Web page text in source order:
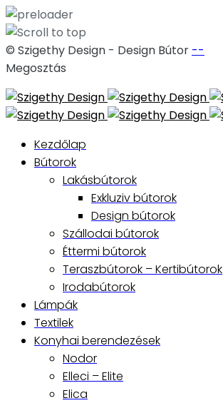
© Szigethy Design - Design Bútor --
Megosztás
Skip
to
Kezdőlap
Bútorok
Lakásbútorok
Exkluziv bútorok
Design bútorok
Szállodai bútorok
Éttermi bútorok
Teraszbútorok – Kertibútorok
Irodabútorok
Lámpák
Textilek
Konyhai berendezések
Nodor
Elleci – Elite
Elica